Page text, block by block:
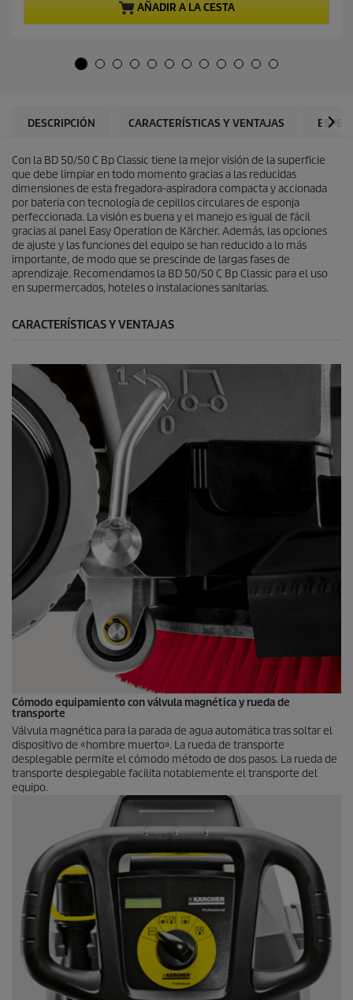
t
u
c
t
o
.
1
r
e
s
e
ñ
a
AÑADIR A LA CESTA
DESCRIPCIÓN CARACTERÍSTICAS Y VENTAJAS
Con la BD 50/50 C Bp Classic tiene la mejor visión de la superficie
que debe limpiar en todo momento gracias a las reducidas
dimensiones de esta fregadora-aspiradora compacta y accionada
por batería con tecnología de cepillos circulares de esponja
perfeccionada. La visión es buena y el manejo es igual de fácil
gracias al panel Easy Operation de Kärcher. Además, las opciones
de ajuste y las funciones del equipo se han reducido a lo más
importante, de modo que se prescinde de largas fases de
aprendizaje. Recomendamos la BD 50/50 C Bp Classic para el uso
en supermercados, hoteles o instalaciones sanitarias.
CARACTERÍSTICAS Y VENTAJAS
Cómodo equipamiento con válvula magnética y rueda de
transporte
Válvula magnética para la parada de agua automática tras soltar el
dispositivo de «hombre muerto». La rueda de transporte
desplegable permite el cómodo método de dos pasos. La rueda de
transporte desplegable facilita notablemente el transporte del
equipo.